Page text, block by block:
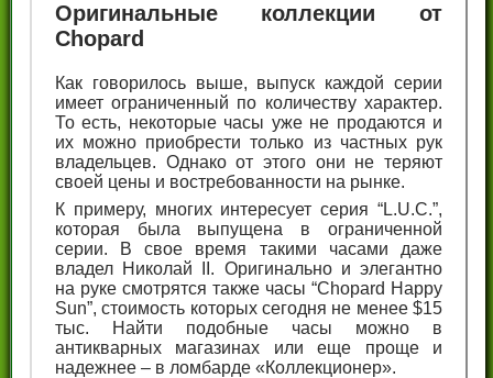
Оригинальные коллекции от
Chopard
Как говорилось выше, выпуск каждой серии
имеет ограниченный по количеству характер.
То есть, некоторые часы уже не продаются и
их можно приобрести только из частных рук
владельцев. Однако от этого они не теряют
своей цены и востребованности на рынке.
К примеру, многих интересует серия “L.U.C.”,
которая была выпущена в ограниченной
серии. В свое время такими часами даже
владел Николай II. Оригинально и элегантно
на руке смотрятся также часы “Chopard Happy
Sun”, стоимость которых сегодня не менее $15
тыс. Найти подобные часы можно в
антикварных магазинах или еще проще и
надежнее – в ломбарде «Коллекционер».